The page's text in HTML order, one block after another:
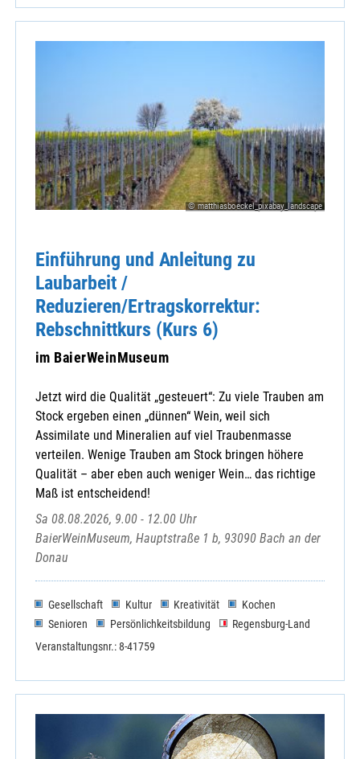
© matthiasboeckel_pixabay_landscape
Einführung und Anleitung zu
Laubarbeit /
Reduzieren/Ertragskorrektur:
Rebschnittkurs (Kurs 6)
im BaierWeinMuseum
Jetzt wird die Qualität „gesteuert“: Zu viele Trauben am
Stock ergeben einen „dünnen“ Wein, weil sich
Assimilate und Mineralien auf viel Traubenmasse
verteilen. Wenige Trauben am Stock bringen höhere
Qualität – aber eben auch weniger Wein… das richtige
Maß ist entscheidend!
Sa 08.08.2026, 9.00 - 12.00 Uhr
BaierWeinMuseum, Hauptstraße 1 b, 93090 Bach an der
Donau
Gesellschaft Kultur Kreativität
Kochen
Senioren
Persönlichkeitsbildung
Regensburg-Land
Veranstaltungsnr.: 8-41759